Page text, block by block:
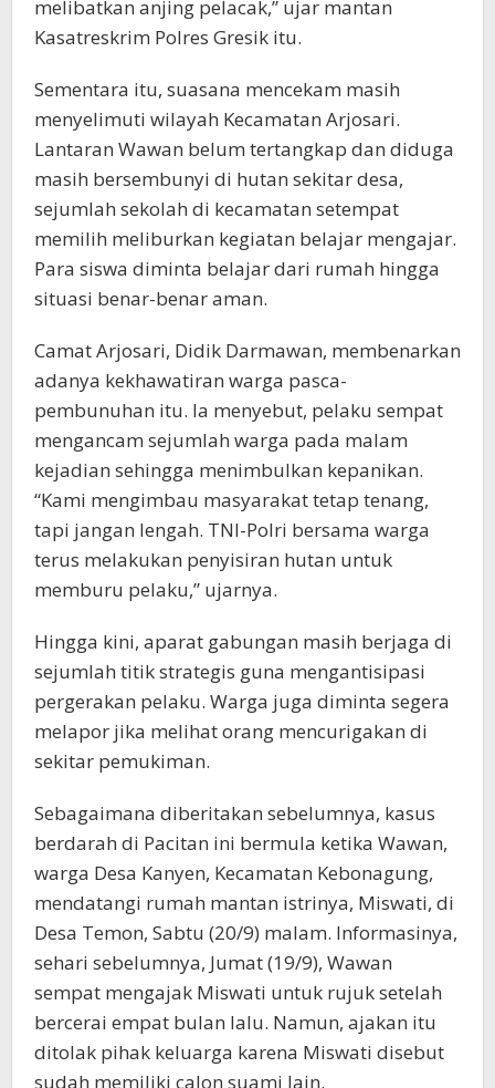
melibatkan anjing pelacak,” ujar mantan
Kasatreskrim Polres Gresik itu.
Sementara itu, suasana mencekam masih
menyelimuti wilayah Kecamatan Arjosari.
Lantaran Wawan belum tertangkap dan diduga
masih bersembunyi di hutan sekitar desa,
sejumlah sekolah di kecamatan setempat
memilih meliburkan kegiatan belajar mengajar.
Para siswa diminta belajar dari rumah hingga
situasi benar-benar aman.
Camat Arjosari, Didik Darmawan, membenarkan
adanya kekhawatiran warga pasca-
pembunuhan itu. Ia menyebut, pelaku sempat
mengancam sejumlah warga pada malam
kejadian sehingga menimbulkan kepanikan.
“Kami mengimbau masyarakat tetap tenang,
tapi jangan lengah. TNI-Polri bersama warga
terus melakukan penyisiran hutan untuk
memburu pelaku,” ujarnya.
Hingga kini, aparat gabungan masih berjaga di
sejumlah titik strategis guna mengantisipasi
pergerakan pelaku. Warga juga diminta segera
melapor jika melihat orang mencurigakan di
sekitar pemukiman.
Sebagaimana diberitakan sebelumnya, kasus
berdarah di Pacitan ini bermula ketika Wawan,
warga Desa Kanyen, Kecamatan Kebonagung,
mendatangi rumah mantan istrinya, Miswati, di
Desa Temon, Sabtu (20/9) malam. Informasinya,
sehari sebelumnya, Jumat (19/9), Wawan
sempat mengajak Miswati untuk rujuk setelah
bercerai empat bulan lalu. Namun, ajakan itu
ditolak pihak keluarga karena Miswati disebut
sudah memiliki calon suami lain.